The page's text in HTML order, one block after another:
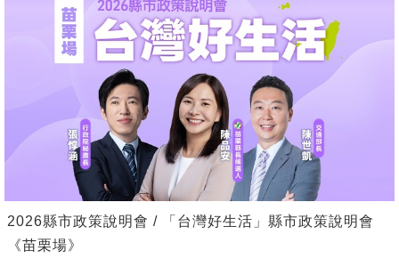
2026縣市政策說明會 / 「台灣好生活」縣市政策說明會
《苗栗場》